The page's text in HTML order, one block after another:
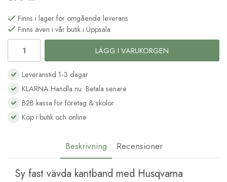
Finns i lager för omgående leverans
Finns även i vår butik i Uppsala
LÄGG I VARUKORGEN
Leveranstid 1-3 dagar
KLARNA Handla nu. Betala senare
B2B kassa för företag & skolor
Köp i butik och online
Beskrivning Recensioner
Sy fast vävda kantband med Husqvarna